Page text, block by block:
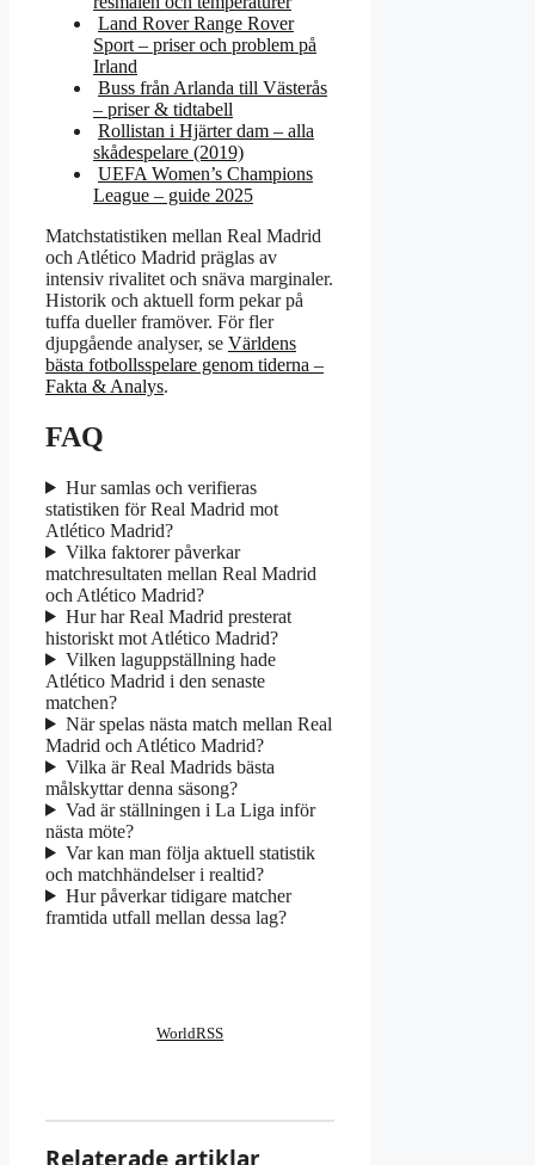
Land Rover Range Rover
Sport – priser och problem på
Irland
Buss från Arlanda till Västerås
– priser & tidtabell
Rollistan i Hjärter dam – alla
skådespelare (2019)
UEFA Women’s Champions
League – guide 2025
Matchstatistiken mellan Real Madrid
och Atlético Madrid präglas av
intensiv rivalitet och snäva marginaler.
Historik och aktuell form pekar på
tuffa dueller framöver. För fler
djupgående analyser, se Världens
bästa fotbollsspelare genom tiderna –
Fakta & Analys.
FAQ
Hur samlas och verifieras
statistiken för Real Madrid mot
Atlético Madrid?
Vilka faktorer påverkar
matchresultaten mellan Real Madrid
och Atlético Madrid?
Hur har Real Madrid presterat
historiskt mot Atlético Madrid?
Vilken laguppställning hade
Atlético Madrid i den senaste
matchen?
När spelas nästa match mellan Real
Madrid och Atlético Madrid?
Vilka är Real Madrids bästa
målskyttar denna säsong?
Vad är ställningen i La Liga inför
nästa möte?
Var kan man följa aktuell statistik
och matchhändelser i realtid?
Hur påverkar tidigare matcher
framtida utfall mellan dessa lag?
WorldRSS
Relaterade artiklar